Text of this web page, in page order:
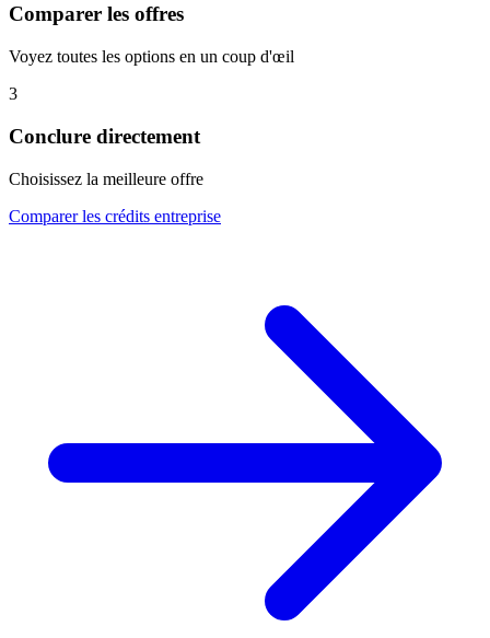
Comparer les offres
Voyez toutes les options en un coup d'œil
3
Conclure directement
Choisissez la meilleure offre
Comparer les crédits entreprise